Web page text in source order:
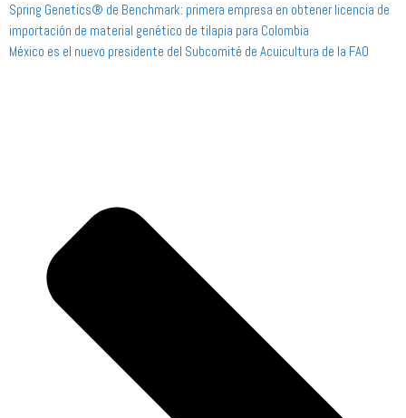
Spring Genetics® de Benchmark: primera empresa en obtener licencia de
importación de material genético de tilapia para Colombia
México es el nuevo presidente del Subcomité de Acuicultura de la FAO